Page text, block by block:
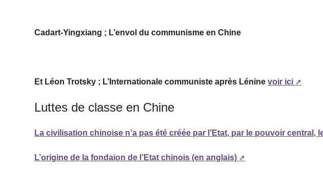
Cadart-Yingxiang ; L’envol du communisme en Chine
Et Léon Trotsky ; L’Internationale communiste après Léninevoir ici
Luttes de classe en Chine
La civilisation chinoise n’a pas été créée par l’Etat, par le pouvoir central,
L’origine de la fondaion de l’Etat chinois (en anglais)